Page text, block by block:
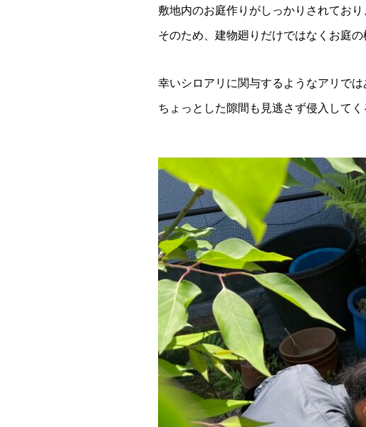
敷地内のお庭作りがしっかりされてお
そのため、建物廻りだけではなくお庭の
幸いシロアリに関与するようなアリでは
ちょっとした隙間も見逃さず侵入して